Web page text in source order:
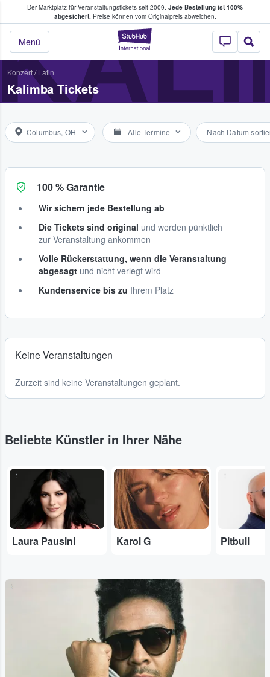
Der Marktplatz für Veranstaltungstickets seit 2009. Jede Bestellung ist 100%
abgesichert.Preise können vom Originalpreis abweichen.
StubHub - Wo
Menü
Tickets kaufen & verkaufen
Konzert/ Latin
Kalimba Tickets
Columbus, OH Alle Termine Nach Datum
100 % Garantie
Wir sichern jede Bestellung ab
Die Tickets sind original und werden pünktlich
zur Veranstaltung ankommen
Volle Rückerstattung, wenn die Veranstaltung
abgesagt und nicht verlegt wird
Kundenservice bis zu Ihrem Platz
Keine Veranstaltungen
Zurzeit sind keine Veranstaltungen geplant.
Beliebte Künstler in Ihrer Nähe
...
Laura Pausini
...
Karol G Pitbull
...